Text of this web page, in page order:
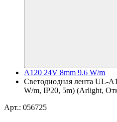
A120 24V 8mm 9.6 W/m
Светодиодная лента UL-
W/m, IP20, 5m) (Arlight,
Арт.: 056725